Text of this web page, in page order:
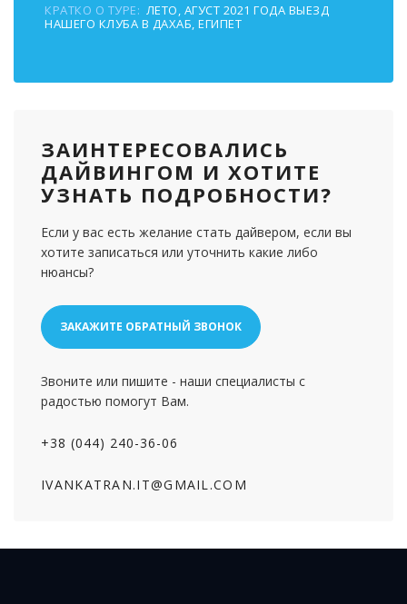
КРАТКО О ТУРЕ: ЛЕТО, АГУСТ 2021 ГОДА ВЫЕЗД
НАШЕГО КЛУБА В ДАХАБ, ЕГИПЕТ
ЗАИНТЕРЕСОВАЛИСЬ
ДАЙВИНГОМ И ХОТИТЕ
УЗНАТЬ ПОДРОБНОСТИ?
Если у вас есть желание стать дайвером, если вы
хотите записаться или уточнить какие либо
нюансы?
ЗАКАЖИТЕ ОБРАТНЫЙ ЗВОНОК
Звоните или пишите - наши специалисты с
радостью помогут Вам.
+38 (044) 240-36-06
IVANKATRAN.IT@GMAIL.COM